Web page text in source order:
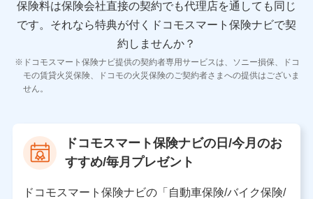
11.マイカー通勤管理クラウド並びに法人向けASPサー
ビスに関してのお問い合わせ情報
各種お問い合わせに対応するため
当社のサービスに関する情報提供や、皆様に有用なお知らせ
をお送りするため
当社の対応品質向上やお問い合わせ内容の正確な把握のため
個人情報保護管理者の職名、連絡先
〒103-0013 東京都中央区日本橋人形町2-14-10 アー
保険料は保険会社直接の契約でも代理店を通しても同じ
です。 それなら特典が付くドコモスマート保険ナビで契
約しませんか？
ドコモスマート保険ナビ提供の契約者専用サービスは、ソニー損保、ドコ
モの賃貸火災保険、ドコモの火災保険のご契約者さまへの提供はございま
せん。
ドコモスマート保険ナビの日/今月のお
すすめ/毎月プレゼント
ドコモスマート保険ナビの「自動車保険/バイク保険/